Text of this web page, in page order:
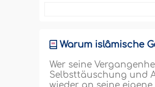
Warum islâmische
Wer seine
Selbsttäuschung und